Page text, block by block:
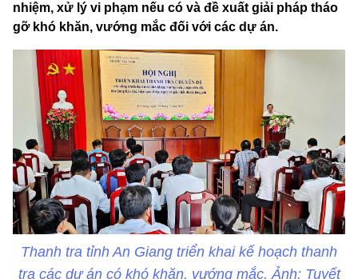
nhiệm, xử lý vi phạm nếu có và đề xuất giải pháp tháo
gỡ khó khăn, vướng mắc đối với các dự án.
Thanh tra tỉnh An Giang triển khai kế hoạch thanh
tra các dự án có khó khăn, vướng mắc. Ảnh: Tuyết